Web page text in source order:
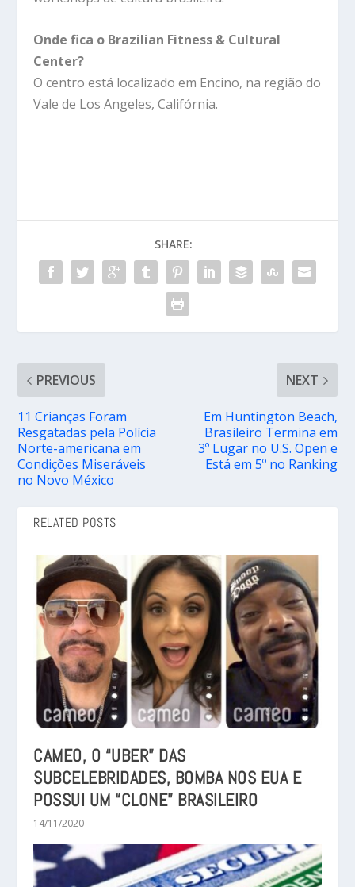
Onde fica o Brazilian Fitness & Cultural
Center?
O centro está localizado em Encino, na região do
Vale de Los Angeles, Califórnia.
SHARE:
PREVIOUS
11 Crianças Foram
Resgatadas pela Polícia
Norte-americana em
Condições Miseráveis
no Novo México
NEXT
Em Huntington Beach,
Brasileiro Termina em
3º Lugar no U.S. Open e
Está em 5º no Ranking
RELATED POSTS
CAMEO, O “UBER” DAS
SUBCELEBRIDADES, BOMBA NOS EUA E
POSSUI UM “CLONE” BRASILEIRO
14/11/2020